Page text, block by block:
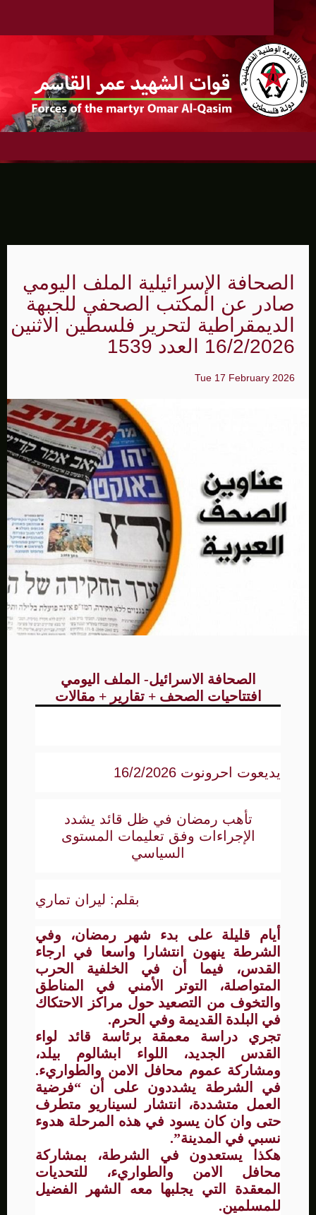
الصحافة الإسرائيلية الملف اليومي
صادر عن المكتب الصحفي للجبهة
الديمقراطية لتحرير فلسطين الاثنين
16/2/2026 العدد 1539
Tue 17 February 2026
الصحافة الاسرائيل- الملف اليومي
افتتاحيات الصحف + تقارير + مقالات
يديعوت احرونوت 16/2/2026
تأهب رمضان في ظل قائد يشدد
الإجراءات وفق تعليمات المستوى
السياسي
بقلم: ليران تماري
أيام قليلة على بدء شهر رمضان، وفي
الشرطة ينهون انتشارا واسعا في ارجاء
القدس، فيما أن في الخلفية الحرب
المتواصلة، التوتر الأمني في المناطق
والتخوف من التصعيد حول مراكز الاحتكاك
في البلدة القديمة وفي الحرم.
تجري دراسة معمقة برئاسة قائد لواء
القدس الجديد، اللواء ابشالوم بيلد،
ومشاركة عموم محافل الامن والطواريء.
في الشرطة يشددون على أن “فرضية
العمل متشددة، انتشار لسيناريو متطرف
حتى وان كان يسود في هذه المرحلة هدوء
نسبي في المدينة”.
هكذا يستعدون في الشرطة، بمشاركة
محافل الامن والطواريء، للتحديات
المعقدة التي يجلبها معه الشهر الفضيل
للمسلمين.